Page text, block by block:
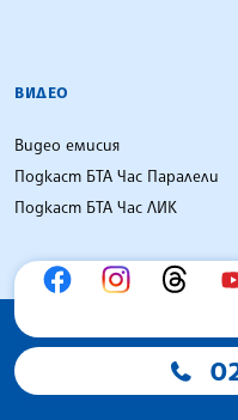
ВИДЕО
Видео емисия
Подкаст БТА Час Паралели
Подкаст БТА Час ЛИК